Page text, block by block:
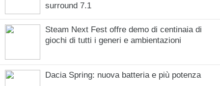
surround 7.1
Steam Next Fest offre demo di centinaia di
giochi di tutti i generi e ambientazioni
Dacia Spring: nuova batteria e più potenza